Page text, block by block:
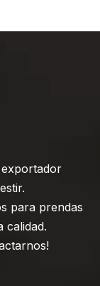
para prendas
calidad.